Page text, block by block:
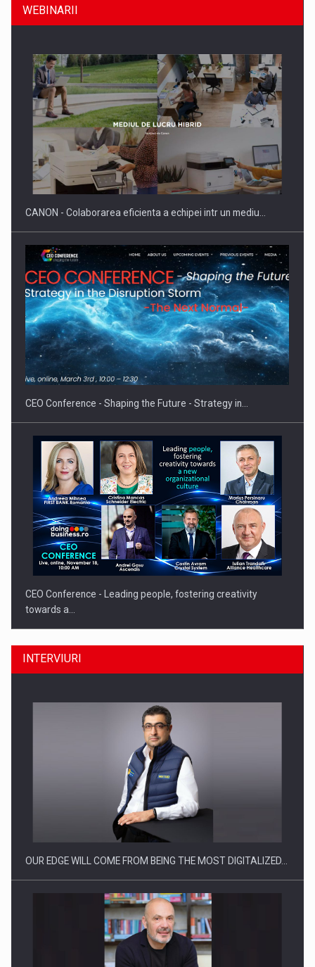
Producatorii si comerciantii care nu se supun noilor
reglementari…
Proteinmaxxing and the Future of Protein Demand
WEBINARII
CANON - Colaborarea eficienta a echipei intr un mediu…
CEO Conference - Shaping the Future - Strategy in…
CEO Conference - Leading people, fostering creativity
towards a…
CEO Conference - Shaping The Future - Technology and…
INTERVIURI
OUR EDGE WILL COME FROM BEING THE MOST DIGITALIZED…